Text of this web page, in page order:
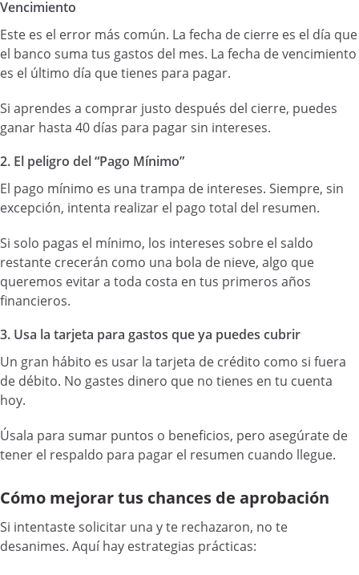
Vencimiento
Este es el error más común. La fecha de cierre es el día que
el banco suma tus gastos del mes. La fecha de vencimiento
es el último día que tienes para pagar.
Si aprendes a comprar justo después del cierre, puedes
ganar hasta 40 días para pagar sin intereses.
2. El peligro del “Pago Mínimo”
El pago mínimo es una trampa de intereses. Siempre, sin
excepción, intenta realizar el pago total del resumen.
Si solo pagas el mínimo, los intereses sobre el saldo
restante crecerán como una bola de nieve, algo que
queremos evitar a toda costa en tus primeros años
financieros.
3. Usa la tarjeta para gastos que ya puedes cubrir
Un gran hábito es usar la tarjeta de crédito como si fuera
de débito. No gastes dinero que no tienes en tu cuenta
hoy.
Úsala para sumar puntos o beneficios, pero asegúrate de
tener el respaldo para pagar el resumen cuando llegue.
Cómo mejorar tus chances de aprobación
Si intentaste solicitar una y te rechazaron, no te
desanimes. Aquí hay estrategias prácticas: